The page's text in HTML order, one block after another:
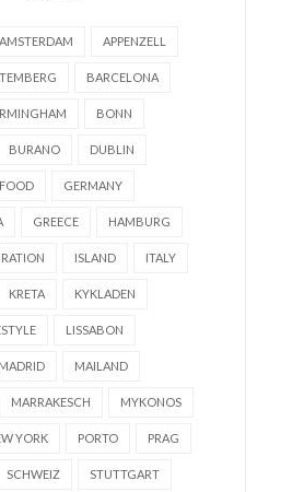
AMSTERDAM APPENZELL
BARCELONA
BONN
BURANO DUBLIN
FOOD GERMANY
GREECE HAMBURG
ISLAND ITALY
KRETA KYKLADEN
LISSABON
MADRID MAILAND
MARRAKESCH MYKONOS
YORK PORTO PRAG
SCHWEIZ STUTTGART